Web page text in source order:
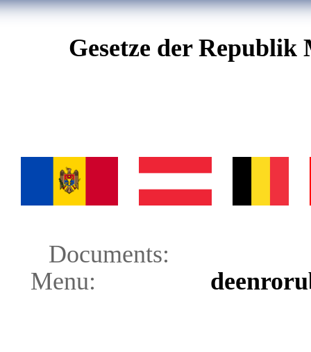
Gesetze der Republik
Documents:
Menu: deenroru